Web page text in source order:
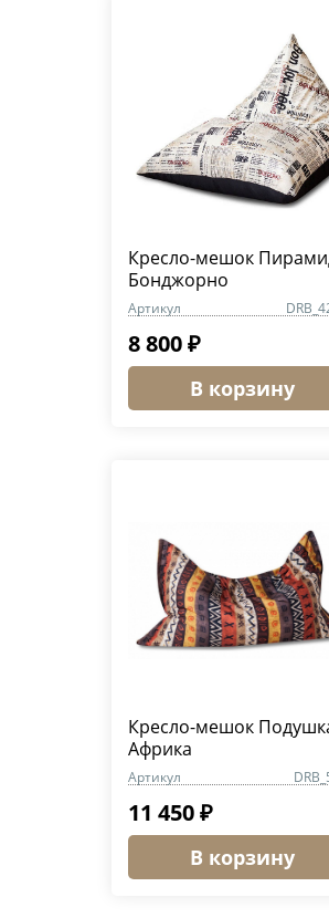
Кресло-мешок
Бонджорно
Артикул
8 800 ₽
В корзину
Кресло-мешок
Африка
Артикул
11 450 ₽
В корзину